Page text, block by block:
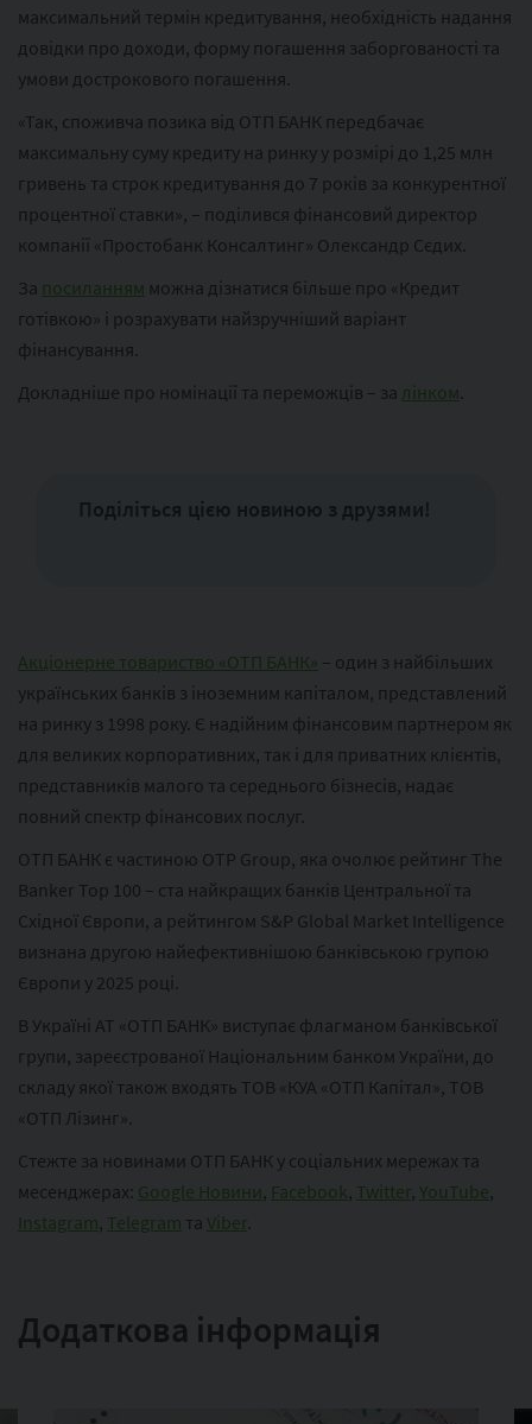
максимальний термін кредитування, необхідність надання
довідки про доходи, форму погашення заборгованості та
умови дострокового погашення.
«Так, споживча позика від ОТП БАНК передбачає
максимальну суму кредиту на ринку у розмірі до 1,25 млн
гривень та строк кредитування до 7 років за конкурентної
процентної ставки», – поділився фінансовий директор
компанії «Простобанк Консалтинг» Олександр Сєдих.
За посиланням можна дізнатися більше про «Кредит
готівкою» і розрахувати найзручніший варіант
фінансування.
Докладніше про номінації та переможців – за лінком
Поділіться цією новиною з друзями!
Акціонерне товариство «ОТП БАНК» – один з найбільших
українських банків з іноземним капіталом, представлений
на ринку з 1998 року. Є надійним фінансовим партнером як
для великих корпоративних, так і для приватних клієнтів,
представників малого та середнього бізнесів, надає
повний спектр фінансових послуг.
ОТП БАНК є частиною ОТР Group, яка очолює рейтинг The
Banker Top 100 – ста найкращих банків Центральної та
Східної Європи, а рейтингом S&P Global Market Intelligence
визнана другою найефективнішою банківською групою
Європи у 2025 році.
В Україні АТ «ОТП БАНК» виступає флагманом банківської
групи, зареєстрованої Національним банком України, до
складу якої також входять ТОВ «КУА «ОТП Капітал», ТОВ
«ОТП Лізинг».
Стежте за новинами ОТП БАНК у соціальних мережах та
месенджерах: Google Новини, Facebook, Twitter, YouTube,
Instagram, Telegram та Viber
Додаткова інформація